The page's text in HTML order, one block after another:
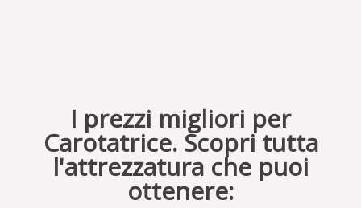
I prezzi migliori per
Carotatrice. Scopri tutta
l'attrezzatura che puoi
ottenere: